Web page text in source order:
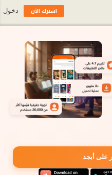
على أبجد
اشترك الآن دخول